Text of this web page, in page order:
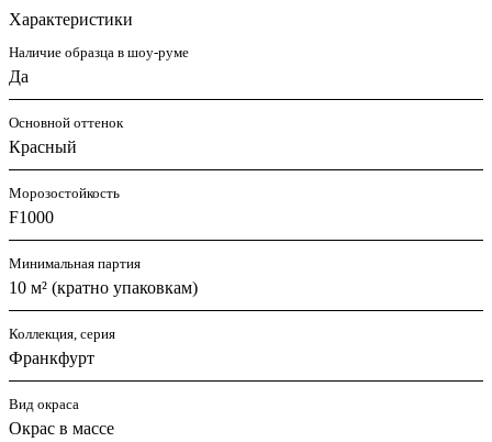
Характеристики
Наличие образца в шоу-руме
Да
Основной оттенок
Красный
Морозостойкость
F1000
Минимальная партия
10 м² (кратно упаковкам)
Коллекция, серия
Франкфурт
Вид окраса
Окрас в массе